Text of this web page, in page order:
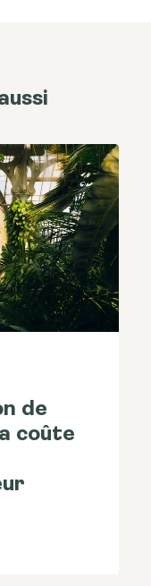
de
coûte